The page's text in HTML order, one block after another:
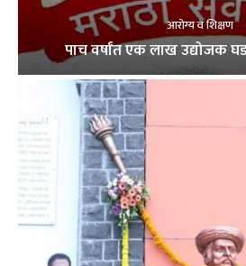
आरोग्य व शिक्षण
पाच वर्षांत एक लाख उद्योजक